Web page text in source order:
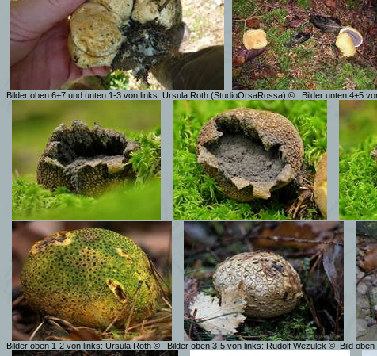
Bilder oben 6+7 und unten 1-3 von links: Ursula Roth (StudioOrsaRossa) © Bilder unten 4+5
Bilder oben 1-2 von links: Ursula Roth © Bilder oben 3-5 von links: Rudolf Wezulek © Bild